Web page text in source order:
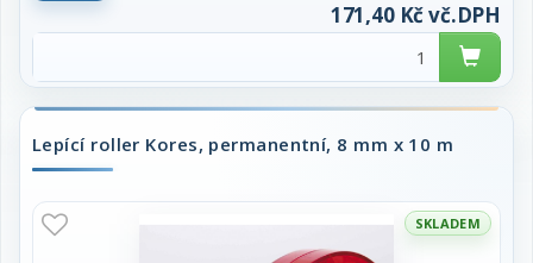
vizuální kontrolu, kde bylo lepidlo naneseno.
papír. Šíře 8,4 mm x návin 16 m. Krytka špičky
lepidla je integrovaná na těle
papíru, nevysychá, vhodné pro papír,
fotografie, dárky. Cena za kus.
171,40 Kč vč.DPH
Lepící roller Kores, permanentní, 8 mm x 10 m
SKLADEM